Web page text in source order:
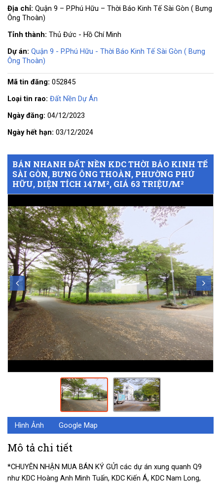
BÁN NHANH ĐẤT NỀN KDC THỜI BÁO KINH TẾ
SÀI GÒN, BƯNG ÔNG THOÀN, PHƯỜNG PHÚ
HỮU, DIỆN TÍCH 147M², GIÁ 63 TRIỆU/M²
Hình Ảnh Google Map
Mô tả chi tiết
*CHUYÊN NHẬN MUA BÁN KÝ GỬI các dự án xung quanh Q9
như KDC Hoàng Anh Minh Tuấn, KDC Kiến Á, KDC Nam Long,
Địa chỉ: Quận 9 – P.Phú Hữu – Thời Báo Kinh Tế Sài Gòn ( Bưng
Ông Thoàn)
Tỉnh thành: Thủ Đức - Hồ Chí Minh
Dự án: Quận 9 - P.Phú Hữu - Thời Báo Kinh Tế Sài Gòn ( Bưng
Ông Thoàn)
Mã tin đăng: 052845
Loại tin rao: Đất Nền Dự Án
Ngày đăng: 04/12/2023
Ngày hết hạn: 03/12/2024